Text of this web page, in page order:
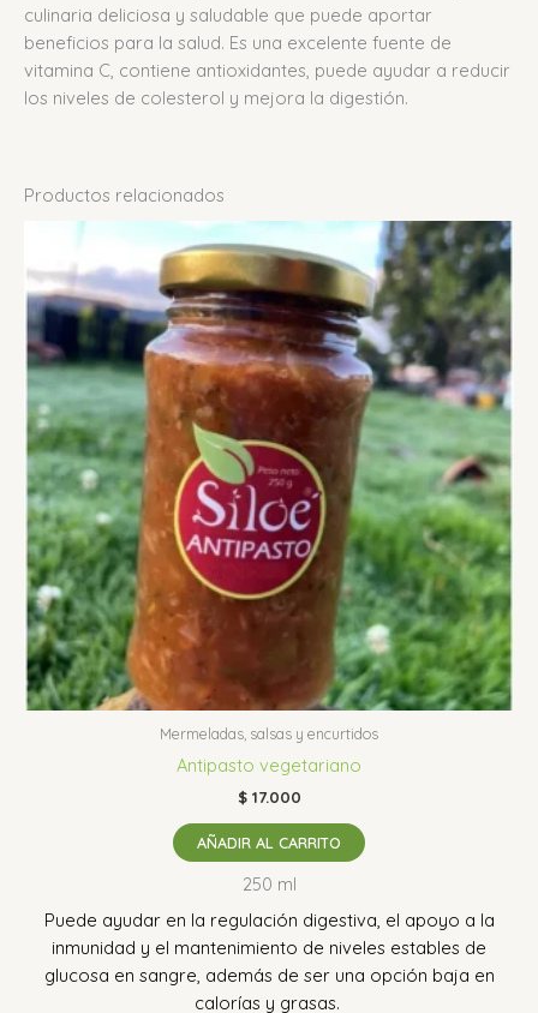
culinaria deliciosa y saludable que puede aportar
beneficios para la salud. Es una excelente fuente de
vitamina C, contiene antioxidantes, puede ayudar a reducir
los niveles de colesterol y mejora la digestión.
Productos relacionados
Mermeladas, salsas y encurtidos
Antipasto vegetariano
$17.000
AÑADIR AL CARRITO
250 ml
Puede ayudar en la regulación digestiva, el apoyo a la
inmunidad y el mantenimiento de niveles estables de
glucosa en sangre, además de ser una opción baja en
calorías y grasas.